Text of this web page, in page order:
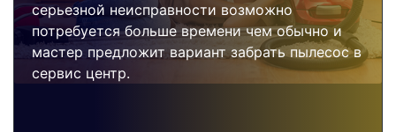
серьезной неисправности возможно
потребуется больше времени чем обычно и
мастер предложит вариант забрать пылесос в
сервис центр.